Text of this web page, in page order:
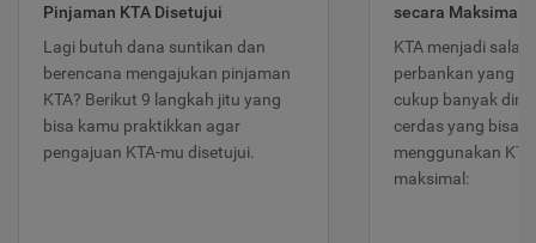
Pinjaman KTA Disetujui
Lagi butuh dana suntikan dan
berencana mengajukan pinjaman
KTA? Berikut 9 langkah jitu yang
bisa kamu praktikkan agar
pengajuan KTA-mu disetujui.
secara Maksimal
KTA menjadi
perbankan yang
cukup banyak
cerdas yang bisa
menggunakan
maksimal: